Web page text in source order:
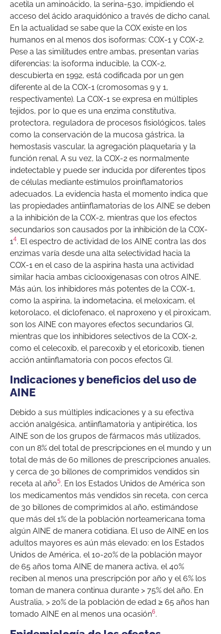
acetila un aminoácido, la serina-530, impidiendo el
acceso del ácido araquidónico a través de dicho canal.
En la actualidad se sabe que la COX existe en los
humanos en al menos dos isoformas: COX-1 y COX-2.
Pese a las similitudes entre ambas, presentan varias
diferencias: la isoforma inducible, la COX-2,
descubierta en 1992, está codificada por un gen
diferente al de la COX-1 (cromosomas 9 y 1,
respectivamente). La COX-1 se expresa en múltiples
tejidos, por lo que es una enzima constitutiva,
protectora, reguladora de procesos fisiológicos, tales
como la conservación de la mucosa gástrica, la
hemostasis vascular, la agregación plaquetaria y la
función renal. A su vez, la COX-2 es normalmente
indetectable y puede ser inducida por diferentes tipos
de células mediante estímulos proinflamatorios
adecuados. La evidencia hasta el momento indica que
las propiedades antiinflamatorias de los AINE se deben
a la inhibición de la COX-2, mientras que los efectos
secundarios son causados por la inhibición de la COX-
14. El espectro de actividad de los AINE contra las dos
enzimas varía desde una alta selectividad hacia la
COX-1 en el caso de la aspirina hasta una actividad
similar hacia ambas ciclooxigenasas con otros AINE.
Más aún, los inhibidores más potentes de la COX-1,
como la aspirina, la indometacina, el meloxicam, el
ketorolaco, el diclofenaco, el naproxeno y el piroxicam,
son los AINE con mayores efectos secundarios GI,
mientras que los inhibidores selectivos de la COX-2,
como el celecoxib, el parecoxib y el etoricoxib, tienen
acción antiinflamatoria con pocos efectos GI.
Indicaciones y beneficios del uso de
AINE
Debido a sus múltiples indicaciones y a su efectiva
acción analgésica, antiinflamatoria y antipirética, los
AINE son de los grupos de fármacos más utilizados,
con un 8% del total de prescripciones en el mundo y un
total de más de 60 millones de prescripciones anuales,
y cerca de 30 billones de comprimidos vendidos sin
receta al año5. En los Estados Unidos de América son
los medicamentos más vendidos sin receta, con cerca
de 30 billones de comprimidos al año, estimándose
que más del 1% de la población norteamericana toma
algún AINE de manera cotidiana. El uso de AINE en los
adultos mayores es aún más elevado: en los Estados
Unidos de América, el 10-20% de la población mayor
de 65 años toma AINE de manera activa, el 40%
reciben al menos una prescripción por año y el 6% los
toman de manera continua durante > 75% del año. En
Australia, > 20% de la población de edad ≥ 65 años han
tomado AINE en al menos una ocasión6.